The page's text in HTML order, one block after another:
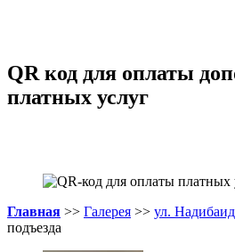
QR код для оплаты
платных услуг
Главная >> Галерея >> ул.
подъезда